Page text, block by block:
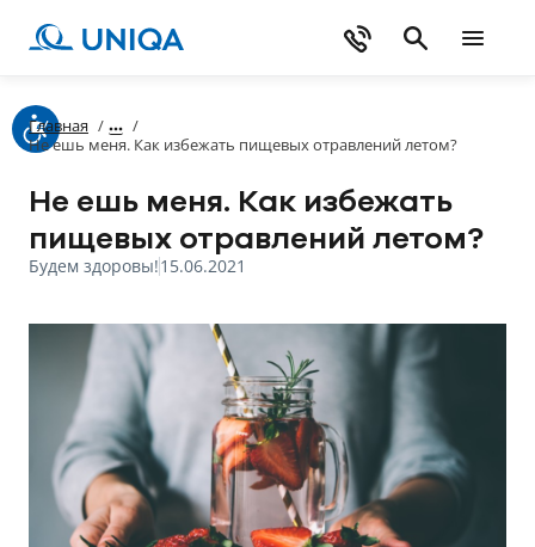
Главная /
/
Не ешь меня. Как избежать пищевых отравлений летом?
Не ешь меня. Как избежать
пищевых отравлений летом?
Будем здоровы!15.06.2021